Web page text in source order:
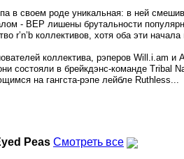
в своем роде уникальная: в ней
- BEP лишены брутальности
r’n’b коллективов, хотя оба эти
коллектива, рэперов Will.i.am и
состояли в брейкдэнс-команде Tribal
на гангста-рэпе лейбле Ruthless...
Peas Смотреть все